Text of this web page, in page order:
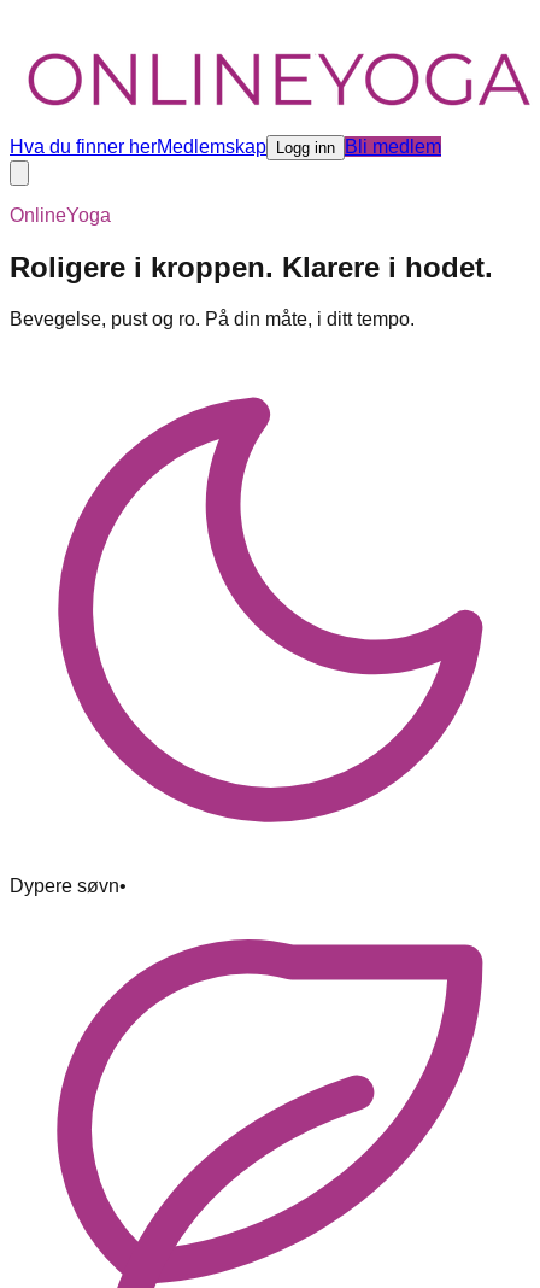
Hva du finner herMedlemskap Logg inn Bli medlem
OnlineYoga
Roligere i kroppen. Klarere i hodet.
Bevegelse, pust og ro. På din måte, i ditt tempo.
Dypere søvn•